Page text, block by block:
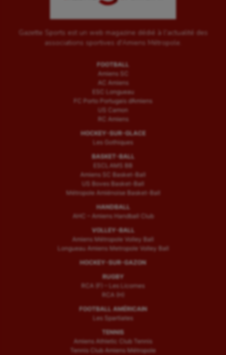
Gazette Sports est un web magazine dédié à l'actualité des
associations sportives d'Amiens Métropole.
FOOTBALL
Amiens SC
AC Amiens
ESC Longueau
FC Porto Portugais d’Amiens
US Camon
RC Amiens
HOCKEY-SUR-GLACE
Les Gothiques
BASKET-BALL
ESCLAMS BB
Amiens SC Basket-Ball
US Boves Basket-Ball
Métropole Amiénoise Basket-Ball
HANDBALL
AHC – Amiens Handball Club
VOLLEY-BALL
Amiens Métropole Volley Ball
Longueau Amiens Metropole Volley Ball
HOCKEY-SUR-GAZON
RUGBY
RCA (F) – Les Licornes
RCA (H)
FOOTBALL AMÉRICAIN
Les Spartiates
TENNIS
Amiens Athletic Club Tennis
Tennis Club Amiens Métropole